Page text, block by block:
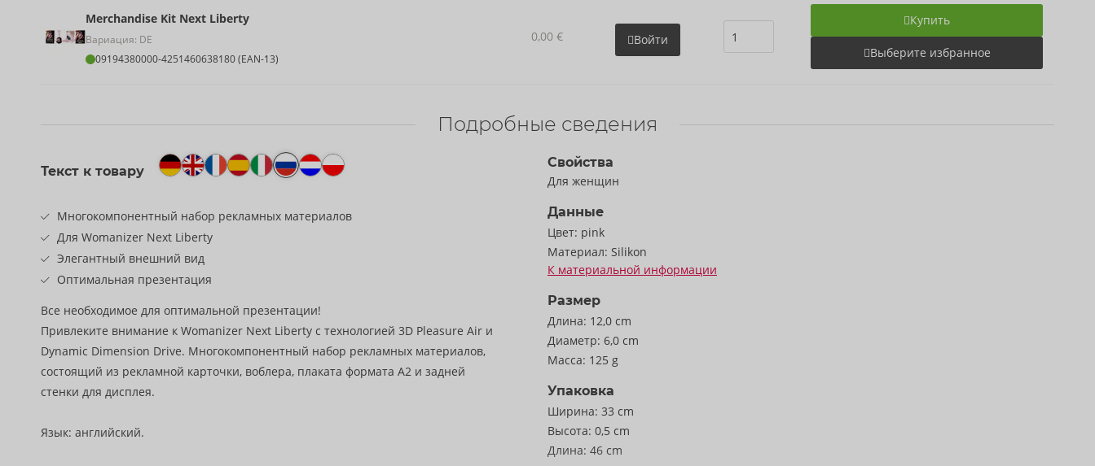
Merchandise Kit Next Liberty
Вариация: DE
09194380000-4251460638180 (EAN-13)
0,00 € Войти
Купить
Выберите избранное
Подробные сведения
Текст к товару
Многокомпонентный набор рекламных материалов
Для Womanizer Next Liberty
Элегантный внешний вид
Оптимальная презентация
Все необходимое для оптимальной презентации!
Привлеките внимание к Womanizer Next Liberty с технологией 3D Pleasure Air и
Dynamic Dimension Drive. Многокомпонентный набор рекламных материалов,
состоящий из рекламной карточки, воблера, плаката формата А2 и задней
стенки для дисплея.
Язык: английский.
Свойства
Для женщин
Данные
Цвет: pink
Материал: Silikon
К материальной информации
Размер
Длина: 12,0 cm
Диаметр: 6,0 cm
Масса: 125 g
Упаковка
Ширина: 33 cm
Высота: 0,5 cm
Длина: 46 cm